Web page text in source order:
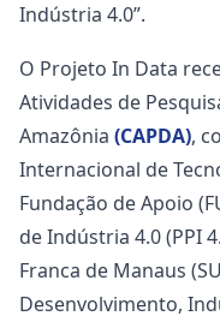
Indústria 4.0”.
O Projeto In Data
Atividades de
Amazônia (CAPDA),
Internacional de
Fundação de Apoio
de Indústria 4.0 (PPI
Franca de Manaus
Desenvolvimento,